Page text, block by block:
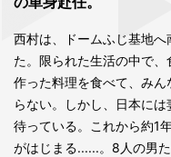
西村は、ドームふじ基地
た。限られた生活の中で
作った料理を食べて、み
らない。しかし、日本に
待っている。これから約1
がはじまる......。8人の男